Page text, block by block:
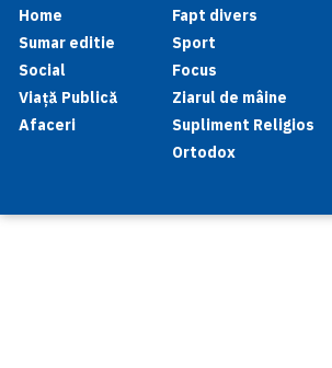
Home
Sumar editie
Social
Viață Publică
Afaceri
Fapt divers
Sport
Focus
Ziarul de mâine
Supliment Religios
Ortodox